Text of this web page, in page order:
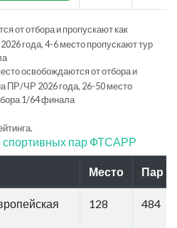
от отбора и пропускают как
года, 4-6 место пропускают тур
освобождаются от отбора и
ПР/ЧР 2026 года, 26-50 место
1/64 финала
спортивных пар ФТСАРР
Место Пар
128 484